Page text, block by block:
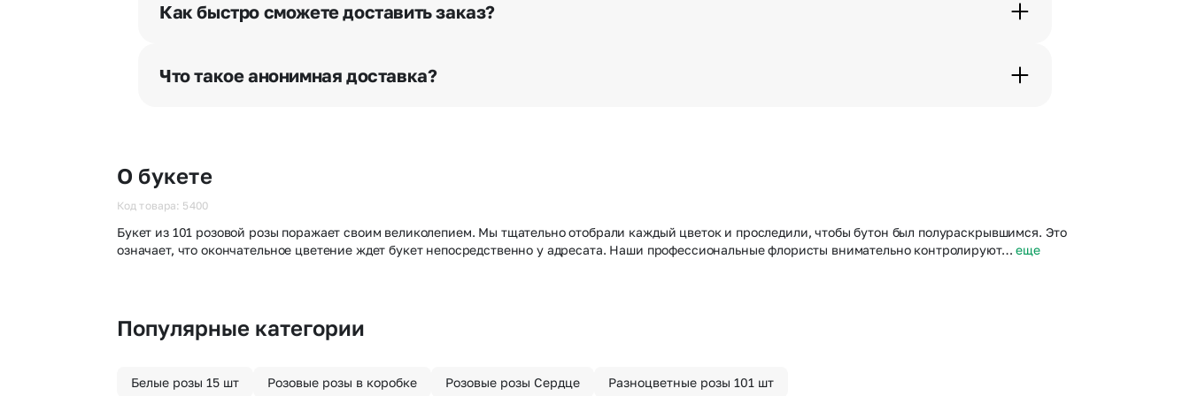
бесплатная.
Как быстро сможете доставить заказ?
часа после оформления заказа.
Что такое анонимная доставка?
О букете
Код товара: 5400
Букет из 101 розовой розы поражает своим великолепием. Мы тщательно отобрали каждый цветок и проследили, чтобы бутон был полураскрывшимся. Это
означает, что окончательное цветение ждет букет непосредственно у адресата. Наши профессиональные флористы внимательно контролируют… еще
Популярные категории
Белые розы 15 шт Розовые розы в коробке Розовые розы Сердце Разноцветные розы 101 шт